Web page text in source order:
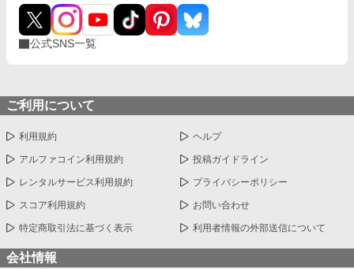
公式SNS一覧
ご利用について
利用規約 ヘルプ
アルファコイン利用規約 投稿ガイドライン
レンタルサービス利用規約 プライバシーポリシー
スコア利用規約 お問い合わせ
特定商取引法に基づく表示 利用者情報の外部送信について
会社情報